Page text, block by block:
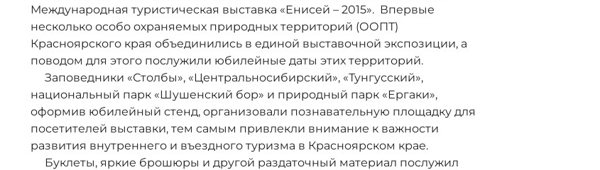
Международная туристическая выставка «Енисей – 2015». Впервые
несколько особо охраняемых природных территорий (ООПТ)
Красноярского края объединились в единой выставочной экспозиции, а
поводом для этого послужили юбилейные даты этих территорий.
Заповедники «Столбы», «Центральносибирский», «Тунгусский»,
национальный парк «Шушенский бор» и природный парк «Ергаки»,
оформив юбилейный стенд, организовали познавательную площадку для
посетителей выставки, тем самым привлекли внимание к важности
развития внутреннего и въездного туризма в Красноярском крае.
Буклеты, яркие брошюры и другой раздаточный материал послужил